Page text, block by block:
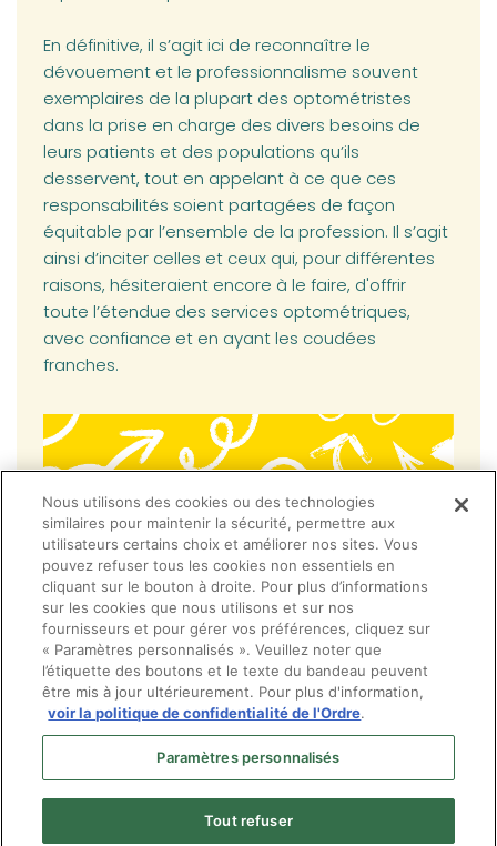
En définitive, il s’agit ici de reconnaître le
dévouement et le professionnalisme souvent
exemplaires de la plupart des optométristes
dans la prise en charge des divers besoins de
leurs patients et des populations qu’ils
desservent, tout en appelant à ce que ces
responsabilités soient partagées de façon
équitable par l’ensemble de la profession. Il s’agit
ainsi d’inciter celles et ceux qui, pour différentes
raisons, hésiteraient encore à le faire, d'offrir
toute l’étendue des services optométriques,
avec confiance et en ayant les coudées
franches.
Nous utilisons des cookies ou des technologies
similaires pour maintenir la sécurité, permettre aux
utilisateurs certains choix et améliorer nos sites. Vous
pouvez refuser tous les cookies non essentiels en
cliquant sur le bouton à droite. Pour plus d’informations
sur les cookies que nous utilisons et sur nos
fournisseurs et pour gérer vos préférences, cliquez sur
« Paramètres personnalisés ». Veuillez noter que
l’étiquette des boutons et le texte du bandeau peuvent
être mis à jour ultérieurement. Pour plus d'information,
voir la politique de confidentialité de l'Ordre.
Paramètres personnalisés
Tout refuser